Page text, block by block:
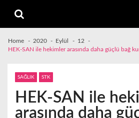
navigation
content
Home 2020 Eylül
12
HEK-SAN ile hekimler arasında daha güçlü bağ
SAĞLIK STK
HEK-SAN ile
arasında daha